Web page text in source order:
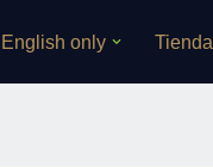
English only Tienda